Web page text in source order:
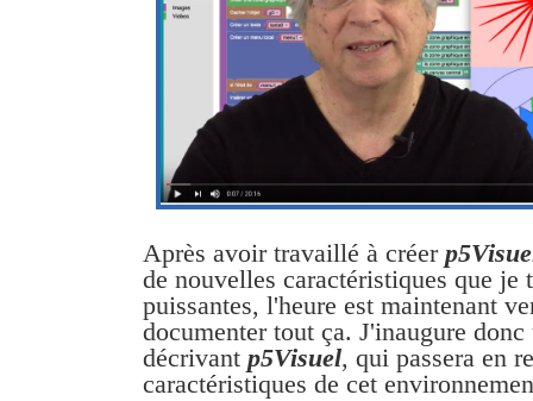
Après avoir travaillé à créer
de nouvelles caractéristiques que je
puissantes, l'heure est maintenant
documenter tout ça. J'inaugure
décrivant p5Visuel, qui passera en
caractéristiques de cet